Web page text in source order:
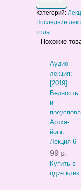
Категорий:
Последние
полы.
Похожие
Аудио
лекция:
[2019]
Бедность
и
Артха-
йога.
Лекция 6
99 р.
Купить в
один клик